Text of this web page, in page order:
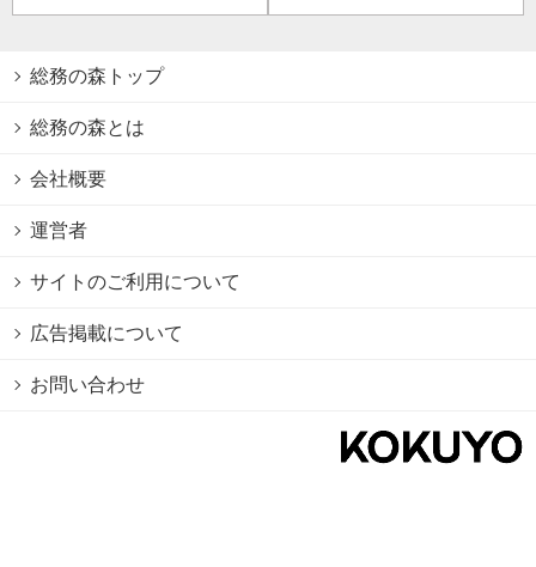
総務の森トップ
総務の森とは
会社概要
運営者
サイトのご利用について
広告掲載について
お問い合わせ